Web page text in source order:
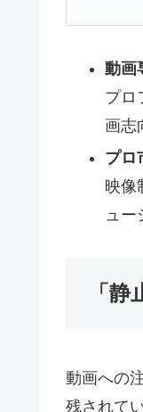
動画
プロ
画志
プロ
映像
ュー
「
動画への
残されて